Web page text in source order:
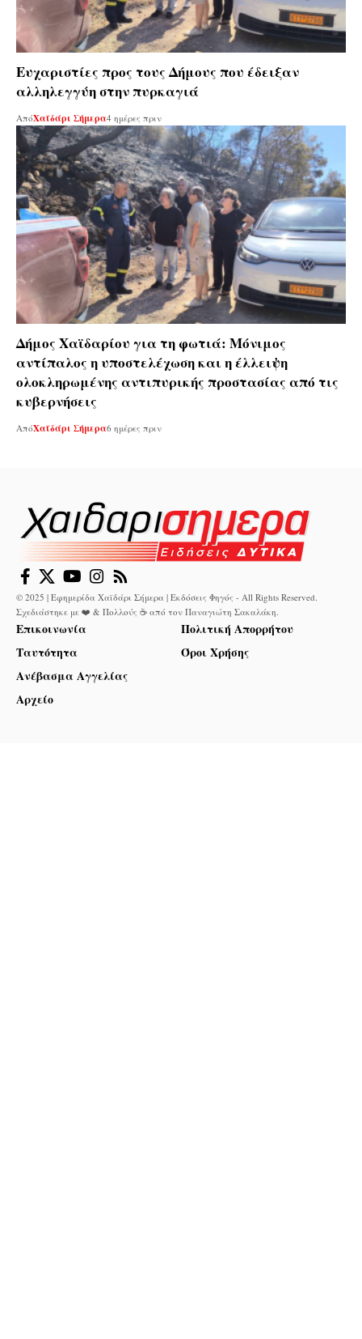
Ευχαριστίες προς τους Δήμους που έδειξαν
αλληλεγγύη στην πυρκαγιά
ΑπόΧαϊδάρι Σήμερα4 ημέρες πριν
Δήμος Χαϊδαρίου για τη φωτιά: Μόνιμος
αντίπαλος η υποστελέχωση και η έλλειψη
ολοκληρωμένης αντιπυρικής προστασίας από τις
κυβερνήσεις
ΑπόΧαϊδάρι Σήμερα6 ημέρες πριν
© 2025 | Εφημερίδα Χαϊδάρι Σήμερα | Εκδόσεις Φηγός - All Rights Reserved.
Σχεδιάστηκε με ❤️ & Πολλούς ☕ από τον Παναγιώτη Σακαλάκη
Επικοινωνία
Ταυτότητα
Ανέβασμα Αγγελίας
Αρχείο
Πολιτική Απορρήτου
Όροι Χρήσης